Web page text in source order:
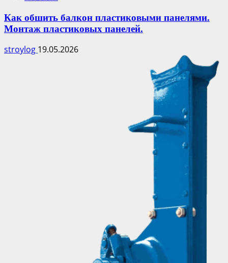
Как обшить балкон пластиковыми панелями.
Монтаж пластиковых панелей.
stroylog 19.05.2026